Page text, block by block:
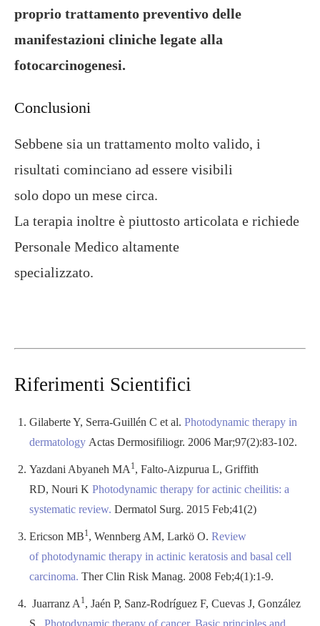
proprio trattamento preventivo delle
manifestazioni cliniche legate alla
fotocarcinogenesi.
Conclusioni
Sebbene sia un trattamento molto valido, i
risultati cominciano ad essere visibili
solo dopo un mese circa.
La terapia inoltre è piuttosto articolata e richiede
Personale Medico altamente
specializzato.
Riferimenti Scientifici
Gilaberte Y, Serra-Guillén C et al. Photodynamic therapy in
dermatology Actas Dermosifiliogr. 2006 Mar;97(2):83-102.
Yazdani Abyaneh MA 1, Falto-Aizpurua L, Griffith
RD, Nouri K Photodynamic therapy for actinic cheilitis: a
systematic review. Dermatol Surg. 2015 Feb;41(2)
Ericson MB1, Wennberg AM, Larkö O. Review
ofphotodynamic therapy in actinic keratosis and basal cell
carcinoma. Ther Clin Risk Manag. 2008 Feb;4(1):1-9.
Juarranz A 1, Jaén P, Sanz-Rodríguez F, Cuevas J, González
S. Photodynamic therapy of cancer. Basic principles and